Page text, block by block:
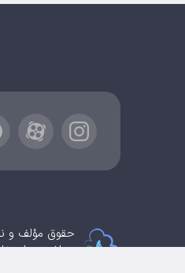
حقوق مؤلف و
برداشت و